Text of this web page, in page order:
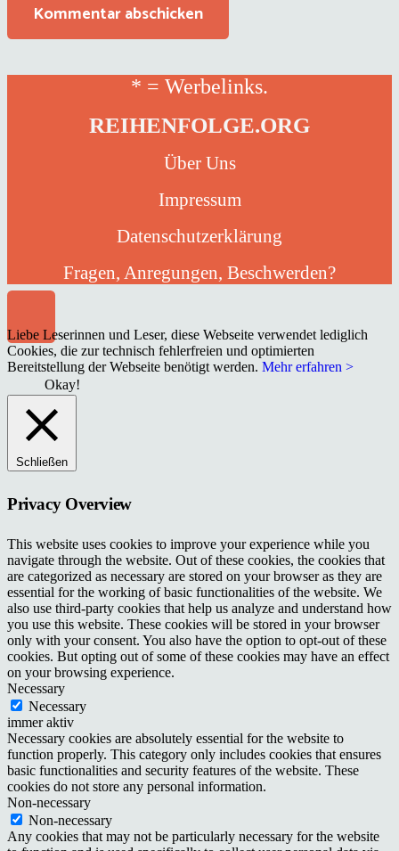
Kommentar abschicken
* = Werbelinks.
REIHENFOLGE.ORG
Über Uns
Impressum
Datenschutzerklärung
Fragen, Anregungen, Beschwerden?
Liebe Leserinnen und Leser, diese Webseite verwendet lediglich
Cookies, die zur technisch fehlerfreien und optimierten
Bereitstellung der Webseite benötigt werden. Mehr erfahren >
Okay!
Schließen
Privacy Overview
This website uses cookies to improve your experience while you
navigate through the website. Out of these cookies, the cookies that
are categorized as necessary are stored on your browser as they are
essential for the working of basic functionalities of the website. We
also use third-party cookies that help us analyze and understand how
you use this website. These cookies will be stored in your browser
only with your consent. You also have the option to opt-out of these
cookies. But opting out of some of these cookies may have an effect
on your browsing experience.
Necessary
Necessary
immer aktiv
Necessary cookies are absolutely essential for the website to
function properly. This category only includes cookies that ensures
basic functionalities and security features of the website. These
cookies do not store any personal information.
Non-necessary
Non-necessary
Any cookies that may not be particularly necessary for the website